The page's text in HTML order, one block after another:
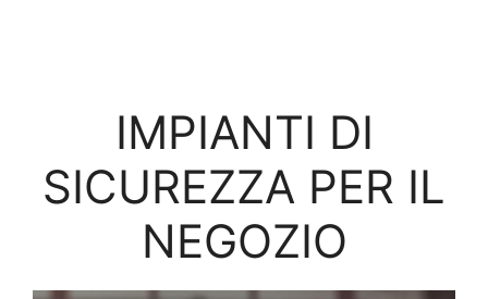
IMPIANTI DI
SICUREZZA PER IL
NEGOZIO